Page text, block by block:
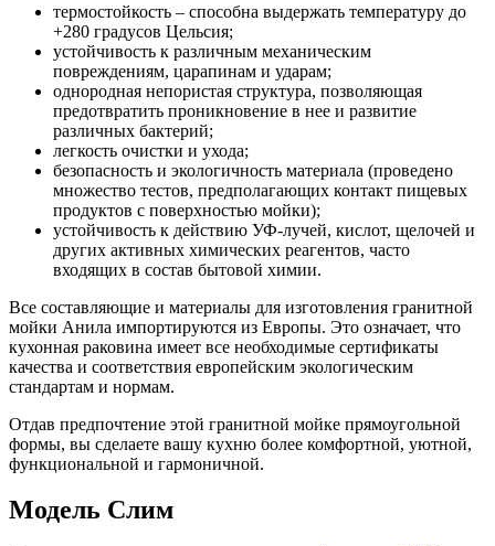
термостойкость – способна выдержать температуру до
+280 градусов Цельсия;
устойчивость к различным механическим
повреждениям, царапинам и ударам;
однородная непористая структура, позволяющая
предотвратить проникновение в нее и развитие
различных бактерий;
легкость очистки и ухода;
безопасность и экологичность материала (проведено
множество тестов, предполагающих контакт пищевых
продуктов с поверхностью мойки);
устойчивость к действию УФ-лучей, кислот, щелочей и
других активных химических реагентов, часто
входящих в состав бытовой химии.
Все составляющие и материалы для изготовления гранитной
мойки Анила импортируются из Европы. Это означает, что
кухонная раковина имеет все необходимые сертификаты
качества и соответствия европейским экологическим
стандартам и нормам.
Отдав предпочтение этой гранитной мойке прямоугольной
формы, вы сделаете вашу кухню более комфортной, уютной,
функциональной и гармоничной.
Модель Слим